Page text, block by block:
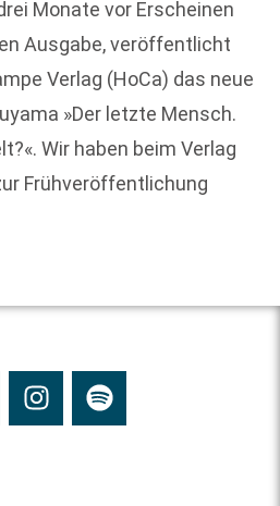
Monate vor Erscheinen
Ausgabe, veröffentlicht
Verlag (HoCa) das neue
»Der letzte Mensch.
Wir haben beim Verlag
Frühveröffentlichung